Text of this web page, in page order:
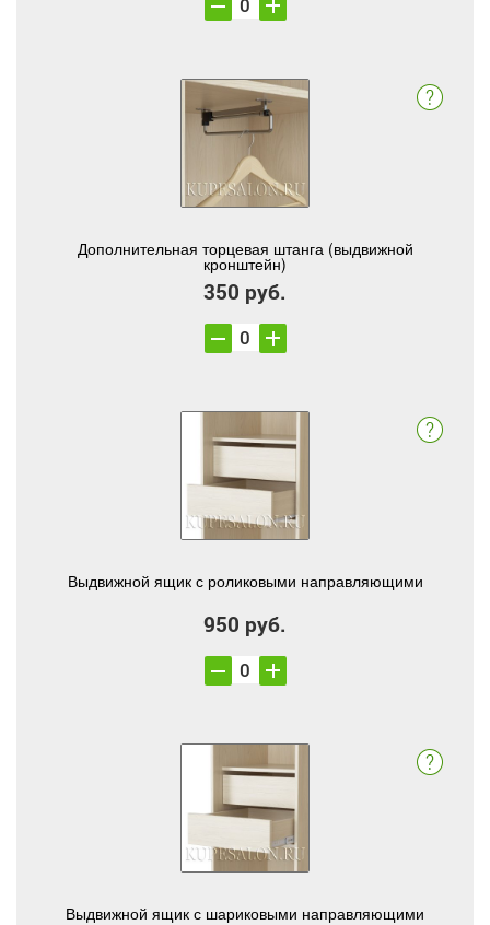
Дополнительная торцевая штанга (выдвижной
кронштейн)
350 руб.
Выдвижной ящик с роликовыми направляющими
950 руб.
Выдвижной ящик с шариковыми направляющими